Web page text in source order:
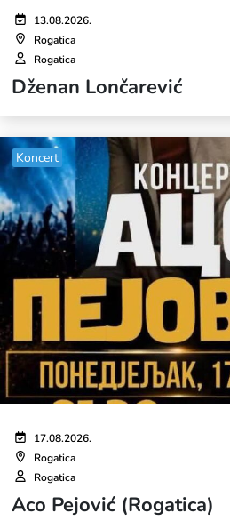
13.08.2026.
Rogatica
Rogatica
Dženan Lončarević
Koncert
17.08.2026.
Rogatica
Rogatica
Aco Pejović (Rogatica)